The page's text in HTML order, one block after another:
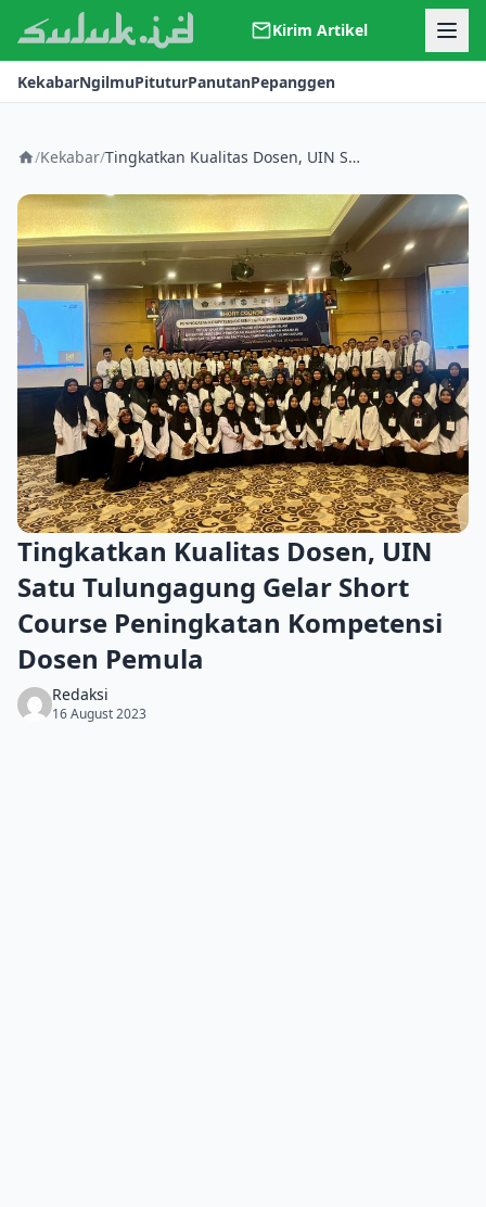
Kirim Artikel
Kerjasama
Kontak
KekabarNgilmuPituturPanutanPepanggen
/Kekabar/ Tingkatkan Kualitas Dosen, UIN Satu Tulungagung Gelar Short Course Peningkatan Kompetensi Dosen Pemula
Tingkatkan Kualitas Dosen, UIN
Satu Tulungagung Gelar Short
Course Peningkatan Kompetensi
Dosen Pemula
Redaksi
16 August 2023